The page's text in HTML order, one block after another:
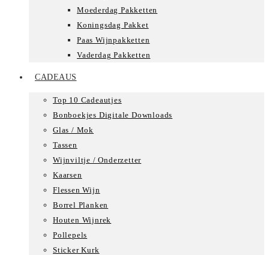
Moederdag Pakketten
Koningsdag Pakket
Paas Wijnpakketten
Vaderdag Pakketten
CADEAUS
Top 10 Cadeautjes
Bonboekjes Digitale Downloads
Glas / Mok
Tassen
Wijnviltje / Onderzetter
Kaarsen
Flessen Wijn
Borrel Planken
Houten Wijnrek
Pollepels
Sticker Kurk